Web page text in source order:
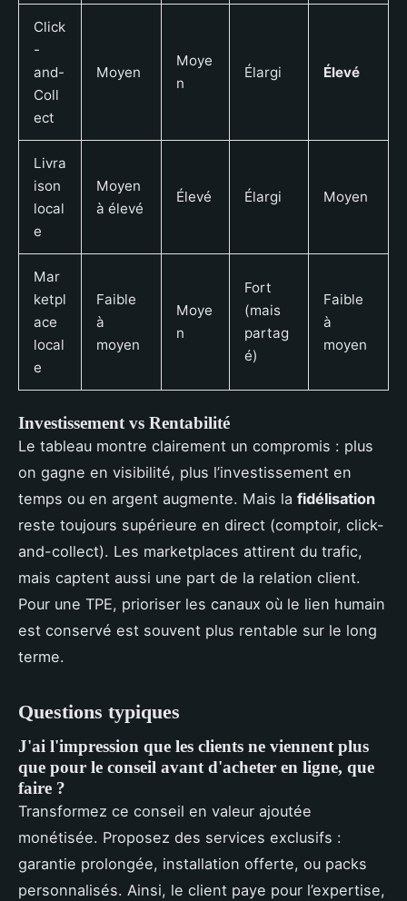
Click
-
and-
Coll
ect
Moyen
Moye
n
Élargi Élevé
Livra
ison
local
e
Moyen
à élevé
Élevé Élargi Moyen
Mar
ketpl
ace
local
e
Faible
à
moyen
Moye
n
Fort
(mais
partag
é)
Faible
à
moyen
Investissement vs Rentabilité
Le tableau montre clairement un compromis : plus
on gagne en visibilité, plus l’investissement en
temps ou en argent augmente. Mais la fidélisation
reste toujours supérieure en direct (comptoir, click-
and-collect). Les marketplaces attirent du trafic,
mais captent aussi une part de la relation client.
Pour une TPE, prioriser les canaux où le lien humain
est conservé est souvent plus rentable sur le long
terme.
Questions typiques
J'ai l'impression que les clients ne viennent plus
que pour le conseil avant d'acheter en ligne, que
faire ?
Transformez ce conseil en valeur ajoutée
monétisée. Proposez des services exclusifs :
garantie prolongée, installation offerte, ou packs
personnalisés. Ainsi, le client paye pour l’expertise,